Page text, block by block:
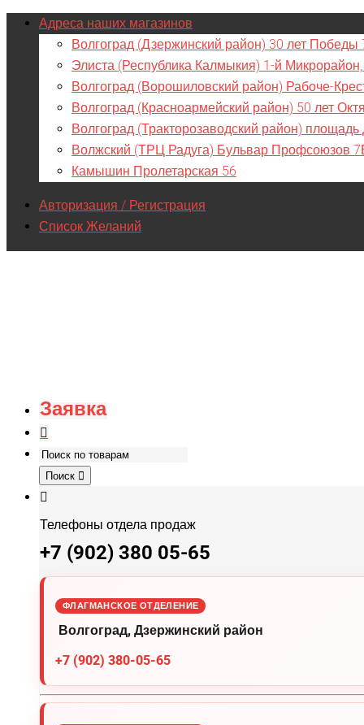
Адреса наших магазинов
Волгоград (Дзержинский район) 30 лет Победы
Элиста (Республика Калмыкия) 1-й
Волгоград (Ворошиловский район) Рабоче-
Волгоград (Красноармейский район) 50 лет
Волгоград (Тракторозаводский район)
Волжский (ТРЦ Радуга) Бульвар Профсоюзов
Камышин Пролетарская 56
Авторизация / Регистрация
Список Желаний
Заявка
Поиск
Телефоны отдела продаж
+7 (902) 380 05-65
ФЛАГМАНСКОЕ ОТДЕЛЕНИЕ
Волгоград, Дзержинский район
+7 (902) 380-05-65